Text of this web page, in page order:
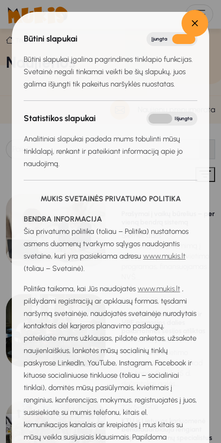
Būtini slapukai Įjungta
Būtini slapukai įgalina pagrindines tinklapio funkcijas.
Svetainė negali tinkamai veikti be šių slapukų, juos
galima išjungti tik pakeitus naršyklės nuostatas.
Statistikos slapukai Išjungta
Analitiniai slapukai padeda mums tobulinti mūsų
tinklalapį, renkant ir pateikiant informaciją apie jo
naudojimą.
MUKIS SVETAINĖS PRIVATUMO POLITIKA
BENDRA INFORMACIJA
Šia privatumo politika (toliau – Politika) nustatomos
asmens duomenų tvarkymo sąlygos naudojantis
svetaine, kuri yra pasiekiama adresu www.mukis.lt
(toliau – Svetainė).
Politika taikoma, kai Jūs naudojatės www.mukis.lt ,
pildydami registracijų ar apklausų formas, tęsdami
naršymą svetainėje, naudojatės svetainėje nurodytais
kontaktais dėl karjeros planavimo paslaugų,
pateikiate mums užklausas, pildote anketas, užsakote
naujienlaiškius, lankotės mūsų socialinių tinklų
paskyrose LinkedIn, YouTube, Instagram, Facebook ir
kituose socialiniuose tinkluose (toliau – socialiniai
tinklai), domitės mūsų pasiūlymais, kvietimais į
renginius, konferencijas, mokymus, registruojatės į juos,
susisiekiate su mumis telefonu, kitais el.
komunikacijos kanalais ar kreipiatės į mus kitais su
mūsų veikla susijusiais klausimais. Papildoma
Titulinis Naujienos
Naujienos
Naujienų prenumerata
2026-07-09
Prašymai į vaikų būrelius – per
Šiemet dalis
savivaldybių priėmimą į
neformaliojo vaikų švietimo
2026-07-08
Norintys peržiūrėti PUPP ir
VBE pirmosios dalies
pakartotinės sesijos atliktas
užduotis – jau...
Nacionalinė švietimo
agentūra informuoja, kad
nuo liepos 8 d. iki 15 d.
dešimtokai galės...
2026-07-08
KTU ir Lietuvos kariuomenė
bendradarbiauja rengiant
bepiločių sistemų specialistus